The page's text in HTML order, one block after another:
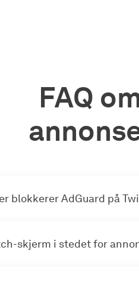
FAQ
blokkerer AdGuard på
skjerm i stedet for